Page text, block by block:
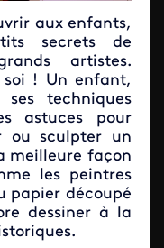
aux enfants,
secrets de
artistes.
! Un enfant,
techniques
astuces pour
ou sculpter un
meilleure façon
les peintres
papier découpé
dessiner à la